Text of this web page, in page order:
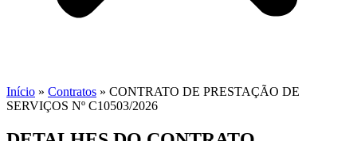
Início » Contratos » CONTRATO DE PRESTAÇÃO DE
SERVIÇOS Nº C10503/2026